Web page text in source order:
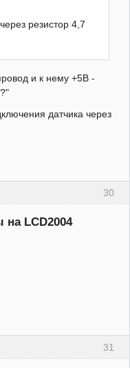
резистор 4,7
и к нему +5В -
датчика через
30
LCD2004
31